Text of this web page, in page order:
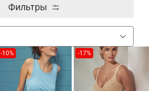
Фильтры
-10% -17%